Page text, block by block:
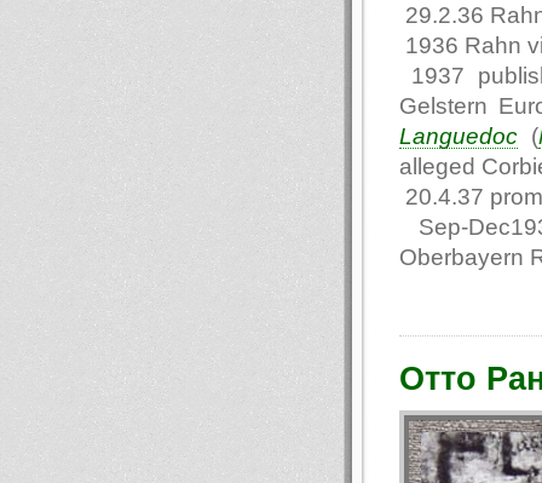
29.2.36
1936 Rahn
1937
Gelstern
Languedoc (
alleged
20.4.37
Sep-
Oberbayern
Отто